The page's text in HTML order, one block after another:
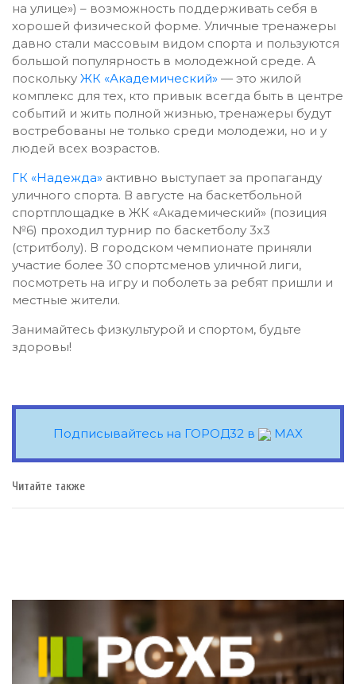
на улице») – возможность поддерживать себя в
хорошей физической форме. Уличные тренажеры
давно стали массовым видом спорта и пользуются
большой популярность в молодежной среде. А
поскольку ЖК «Академический» — это жилой
комплекс для тех, кто привык всегда быть в центре
событий и жить полной жизнью, тренажеры будут
востребованы не только среди молодежи, но и у
людей всех возрастов.
ГК «Надежда» активно выступает за пропаганду
уличного спорта. В августе на баскетбольной
спортплощадке в ЖК «Академический» (позиция
№6) проходил турнир по баскетболу 3х3
(стритболу). В городском чемпионате приняли
участие более 30 спортсменов уличной лиги,
посмотреть на игру и поболеть за ребят пришли и
местные жители.
Занимайтесь физкультурой и спортом, будьте
здоровы!
Подписывайтесь на ГОРОД32 в MAX
Читайте также